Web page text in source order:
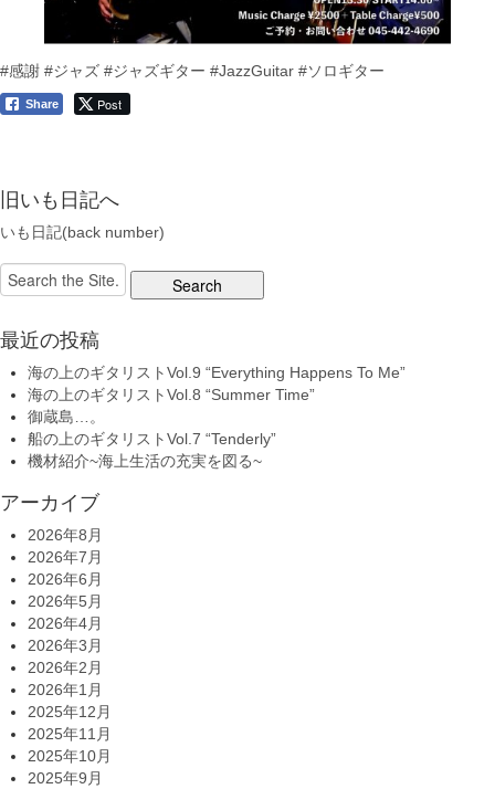
#感謝 #ジャズ #ジャズギター #JazzGuitar #ソロギター
Share Post
旧いも日記へ
いも日記(back number)
Search
for:
最近の投稿
海の上のギタリストVol.9 “Everything Happens To Me”
海の上のギタリストVol.8 “Summer Time”
御蔵島…。
船の上のギタリストVol.7 “Tenderly”
機材紹介~海上生活の充実を図る~
アーカイブ
2026年8月
2026年7月
2026年6月
2026年5月
2026年4月
2026年3月
2026年2月
2026年1月
2025年12月
2025年11月
2025年10月
2025年9月